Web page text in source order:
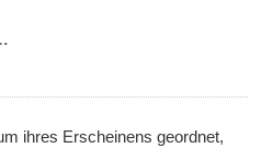
ihres Erscheinens geordnet,